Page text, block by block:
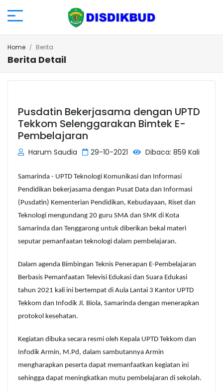
Home Berita
Berita Detail
Pusdatin Bekerjasama dengan UPTD
Tekkom Selenggarakan Bimtek E-
Pembelajaran
Harum Saudia 29-10-2021 Dibaca: 859 Kali
Samarinda - UPTD Teknologi Komunikasi dan Informasi
Pendidikan bekerjasama dengan Pusat Data dan Informasi
(Pusdatin) Kementerian Pendidikan, Kebudayaan, Riset dan
Teknologi mengundang 20 guru SMA dan SMK di Kota
Samarinda dan Tenggarong untuk diberikan bekal materi
seputar pemanfaatan teknologi dalam pembelajaran.
Dalam agenda Bimbingan Teknis Penerapan E-Pembelajaran
Berbasis Pemanfaatan Televisi Edukasi dan Suara Edukasi
tahun 2021 kali ini bertempat di Aula Lantai 3 Kantor UPTD
Tekkom dan Infodik Jl. Biola, Samarinda dengan menerapkan
protokol kesehatan.
Kegiatan dibuka secara resmi oleh Kepala UPTD Tekkom dan
Infodik Armin, M.Pd, dalam sambutannya Armin
mengharapkan peserta dapat memanfaatkan kegiatan ini
sehingga dapat meningkatkan mutu pembelajaran di sekolah.